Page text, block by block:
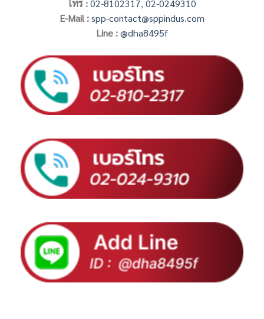
โทร :02-8102317, 02-0249310
E-Mail :spp-contact@sppindus.com
Line :@dha8495f